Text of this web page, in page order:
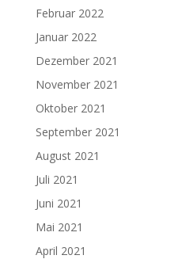
Februar 2022
Januar 2022
Dezember 2021
November 2021
Oktober 2021
September 2021
August 2021
Juli 2021
Juni 2021
Mai 2021
April 2021